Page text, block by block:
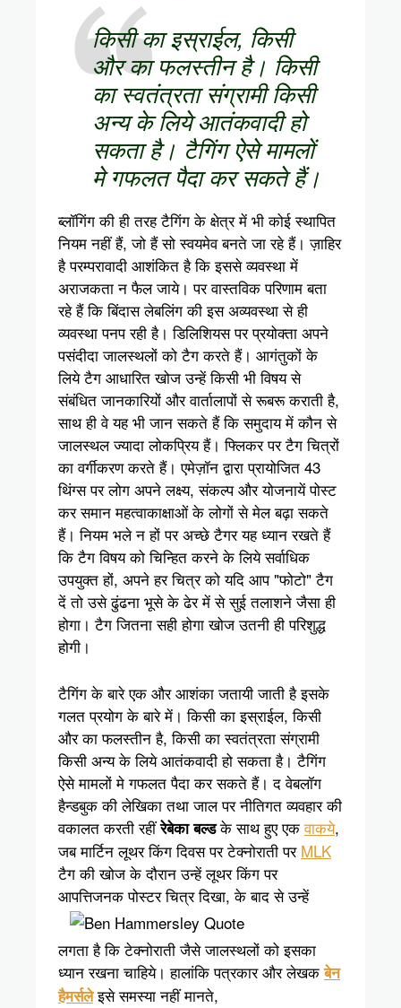
किसी का इस्राईल, किसी
और का फलस्तीन है। किसी
का स्वतंत्रता संग्रामी किसी
अन्य के लिये आतंकवादी हो
सकता है। टैगिंग ऐसे मामलों
मे गफलत पैदा कर सकते हैं।
ब्लॉगिंग की ही तरह टैगिंग के क्षेत्र में भी कोई स्थापित
नियम नहीं हैं, जो हैं सो स्वयमेव बनते जा रहे हैं। ज़ाहिर
है परम्परावादी आशंकित है कि इससे व्यवस्था में
अराजकता न फैल जाये। पर वास्तविक परिणाम बता
रहे हैं कि बिंदास लेबलिंग की इस अव्यवस्था से ही
व्यवस्था पनप रही है। डिलिशियस पर प्रयोक्ता अपने
पसंदीदा जालस्थलों को टैग करते हैं। आगंतुकों के
लिये टैग आधारित खोज उन्हें किसी भी विषय से
संबंधित जानकारियों और वार्तालापों से रूबरू कराती है,
साथ ही वे यह भी जान सकते हैं कि समुदाय में कौन से
जालस्थल ज्यादा लोकप्रिय हैं। फ्लिकर पर टैग चित्रों
का वर्गीकरण करते हैं। एमेज़ॉन द्वारा प्रायोजित 43
थिंग्स पर लोग अपने लक्ष्य, संकल्प और योजनायें पोस्ट
कर समान महत्वाकाक्षाओं के लोगों से मेल बढ़ा सकते
हैं। नियम भले न हों पर अच्छे टैगर यह ध्यान रखते हैं
कि टैग विषय को चिन्हित करने के लिये सर्वाधिक
उपयुक्त हों, अपने हर चित्र को यदि आप "फोटो" टैग
दें तो उसे ढुंढना भूसे के ढेर में से सुई तलाशने जैसा ही
होगा। टैग जितना सही होगा खोज उतनी ही परिशुद्ध
होगी।
टैगिंग के बारे एक और आशंका जतायी जाती है इसके
गलत प्रयोग के बारे में। किसी का इस्राईल, किसी
और का फलस्तीन है, किसी का स्वतंत्रता संग्रामी
किसी अन्य के लिये आतंकवादी हो सकता है। टैगिंग
ऐसे मामलों मे गफलत पैदा कर सकते हैं। द वेबलॉग
हैन्डबुक की लेखिका तथा जाल पर नीतिगत व्यवहार की
वकालत करती रहींरेबेका बल्डके साथ हुए एकवाकये,
जब मार्टिन लूथर किंग दिवस पर टेक्नोराती पर MLK
टैग की खोज के दौरान उन्हें लूथर किंग पर
आपत्तिजनक पोस्टर चित्र दिखा,के बाद से उन्हें
लगता है कि टेक्नोराती जैसे जालस्थलों को इसका
ध्यान रखना चाहिये। हालांकि पत्रकार और लेखकबेन
हैमर्सलेइसे समस्या नहीं मानते,